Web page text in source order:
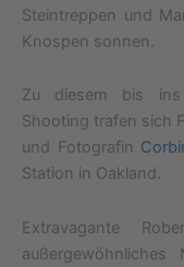
Steintreppen und
Knospen sonnen.
Zu diesem bis ins
Shooting trafen sich
und Fotografin
Station in Oakland.
Extravagante